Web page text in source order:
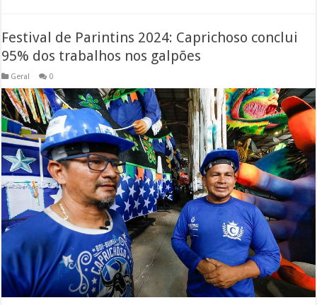
Festival de Parintins 2024: Caprichoso conclui
95% dos trabalhos nos galpões
Geral 0